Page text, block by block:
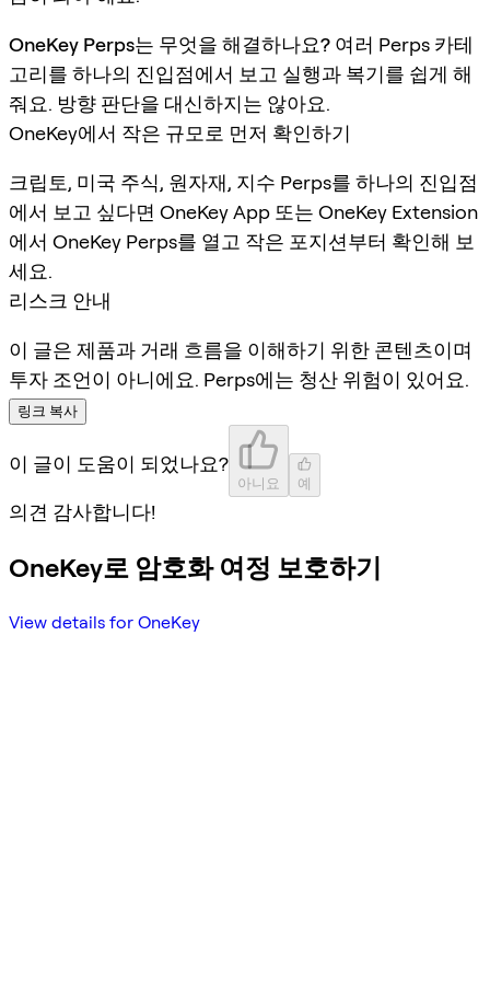
OneKey Perps는 무엇을 해결하나요? 여러 Perps 카테
고리를 하나의 진입점에서 보고 실행과 복기를 쉽게 해
줘요. 방향 판단을 대신하지는 않아요.
OneKey에서 작은 규모로 먼저 확인하기
크립토, 미국 주식, 원자재, 지수 Perps를 하나의 진입점
에서 보고 싶다면 OneKey App 또는 OneKey Extension
에서 OneKey Perps를 열고 작은 포지션부터 확인해 보
세요.
리스크 안내
이 글은 제품과 거래 흐름을 이해하기 위한 콘텐츠이며
투자 조언이 아니에요. Perps에는 청산 위험이 있어요.
링크 복사
이 글이 도움이 되었나요?
아니요 예
의견 감사합니다!
OneKey로 암호화 여정 보호하기
View details for OneKey